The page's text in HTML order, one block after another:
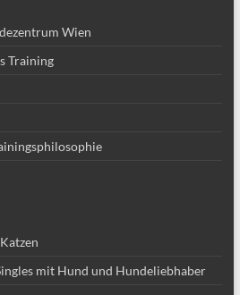
Wien
Training
mit Hund und Hundeliebhaber